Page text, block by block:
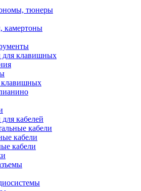
тюнеры
камертоны
для клавишных
клавишных
кабелей
кабели
кабели
кабели